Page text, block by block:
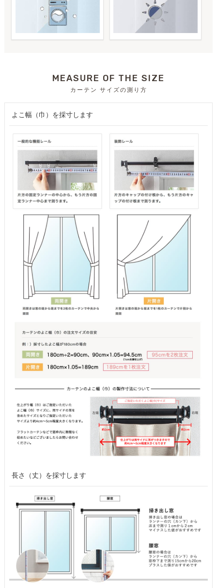
MEASURE OF THE SIZE
カーテン サイズの測り方
よこ幅（巾）を採寸します
長さ（丈）を採寸します